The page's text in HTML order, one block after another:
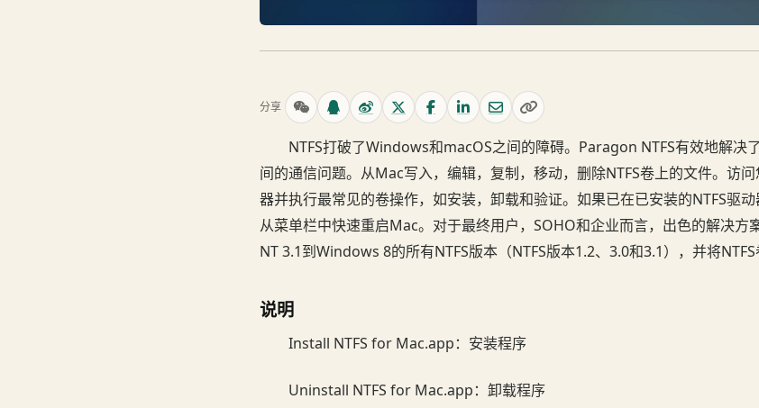
分享
NTFS打破了Windows和macOS之间的障碍。Paragon NTFS有效地解决
间的通信问题。从Mac写入，编辑，复制，移动，删除NTFS卷上的文件。访
器并执行最常见的卷操作，如安装，卸载和验证。如果已在已安装的NTFS驱
从菜单栏中快速重启Mac。对于最终用户，SOHO和企业而言，出色的解决方
NT 3.1到Windows 8的所有NTFS版本（NTFS版本1.2、3.0和3.1），并将NTFS
说明
Install NTFS for Mac.app：安装程序
Uninstall NTFS for Mac.app：卸载程序